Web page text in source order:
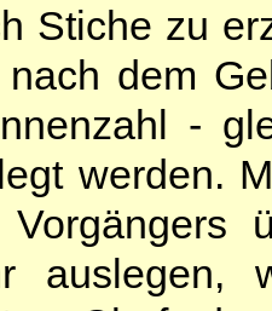
Stiche zu
dem
-
werden.
auslegen,